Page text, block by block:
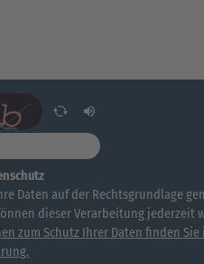
Daten auf der Rechtsgrundlage
dieser Verarbeitung jederzeit
zum Schutz Ihrer Daten finden Sie